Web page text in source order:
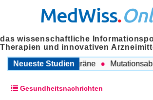
MedWiss.
das wissenschaftliche
Therapien und innovativen
Neueste Studien
COPD und Migräne
Gesundheitsnachrichten